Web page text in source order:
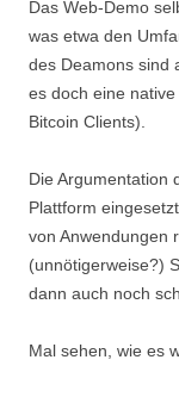
Das Web-Demo
was etwa den
des Deamons sind
es doch eine
Bitcoin Clients).
Die Argumentation
Plattform
von Anwendungen
(unnötigerweise?)
dann auch noch
Mal sehen, wie es